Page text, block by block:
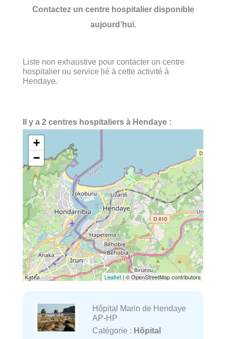
Contactez un centre hospitalier disponible
aujourd’hui.
Liste non exhaustive pour contacter un centre
hospitalier ou service lié à cette activité à
Hendaye.
Il y a 2 centres hospitaliers à Hendaye :
+
−
Leaflet | © OpenStreetMap contributors
Hôpital Marin de Hendaye
AP-HP
Catégorie : Hôpital